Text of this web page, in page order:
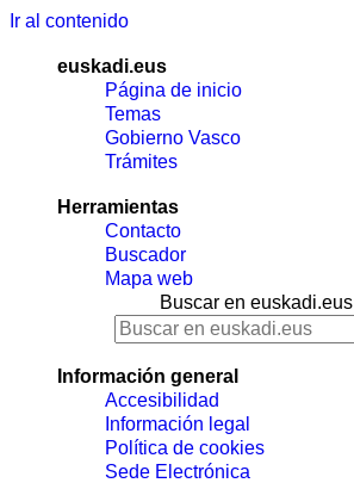
Ir al contenido
euskadi.eus
Página de inicio
Temas
Gobierno Vasco
Trámites
Herramientas
Contacto
Buscador
Mapa web
Buscar en euskadi.eus
Información general
Accesibilidad
Información legal
Política de cookies
Sede Electrónica